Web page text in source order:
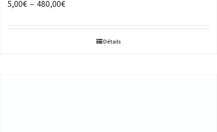
5,00€ – 480,00€Plage
prix :
Détails